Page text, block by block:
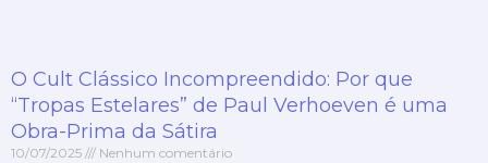
O Cult Clássico Incompreendido: Por que
“Tropas Estelares” de Paul Verhoeven é uma
Obra-Prima da Sátira
10/07/2025 Nenhum comentário